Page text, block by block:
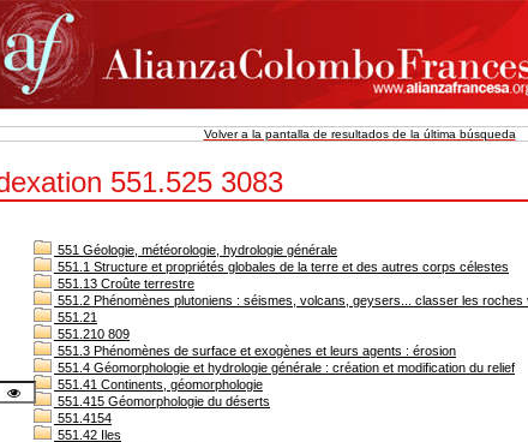
Volver a la pantalla de resultados de la última búsqueda
551.525 3083
551 Géologie, météorologie, hydrologie générale
551.1 Structure et propriétés globales de la terre et des autres corps célestes
551.13 Croûte terrestre
551.2 Phénomènes plutoniens : séismes, volcans, geysers... classer les roches
551.21
551.210 809
551.3 Phénomènes de surface et exogènes et leurs agents : érosion
551.4 Géomorphologie et hydrologie générale : création et modification du relief
551.41 Continents, géomorphologie
551.415 Géomorphologie du déserts
551.4154
551.42 Iles